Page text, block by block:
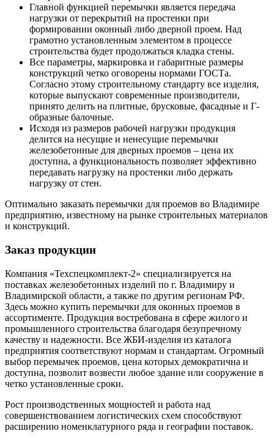
Главной функцией перемычки является передача
нагрузки от перекрытий на простенки при
формировании оконный либо дверной проем. Над
грамотно установленным элементом в процессе
строительства будет продолжаться кладка стены.
Все параметры, маркировка и габаритные размеры
конструкций четко оговорены нормами ГОСТа.
Согласно этому строительному стандарту все изделия,
которые выпускают современные производители,
принято делить на плитные, брусковые, фасадные и Г-
образные балочные.
Исходя из размеров рабочей нагрузки продукция
делится на несущие и ненесущие перемычки
железобетонные для дверных проемов – цена их
доступна, а функциональность позволяет эффективно
передавать нагрузку на простенки либо держать
нагрузку от стен.
Оптимально заказать перемычки для проемов во Владимире
предприятию, известному на рынке строительных материалов
и конструкций.
Заказ продукции
Компания «Техспецкомплект-2» специализируется на
поставках железобетонных изделий по г. Владимиру и
Владимирской области, а также по другим регионам РФ.
Здесь можно купить перемычки для оконных проемов в
ассортименте. Продукция востребована в сфере жилого и
промышленного строительства благодаря безупречному
качеству и надежности. Все ЖБИ-изделия из каталога
предприятия соответствуют нормам и стандартам. Огромный
выбор перемычек проемов, цена которых демократична и
доступна, позволит возвести любое здание или сооружение в
четко установленные сроки.
Рост производственных мощностей и работа над
совершенствованием логистических схем способствуют
расширению номенклатурного ряда и географии поставок.